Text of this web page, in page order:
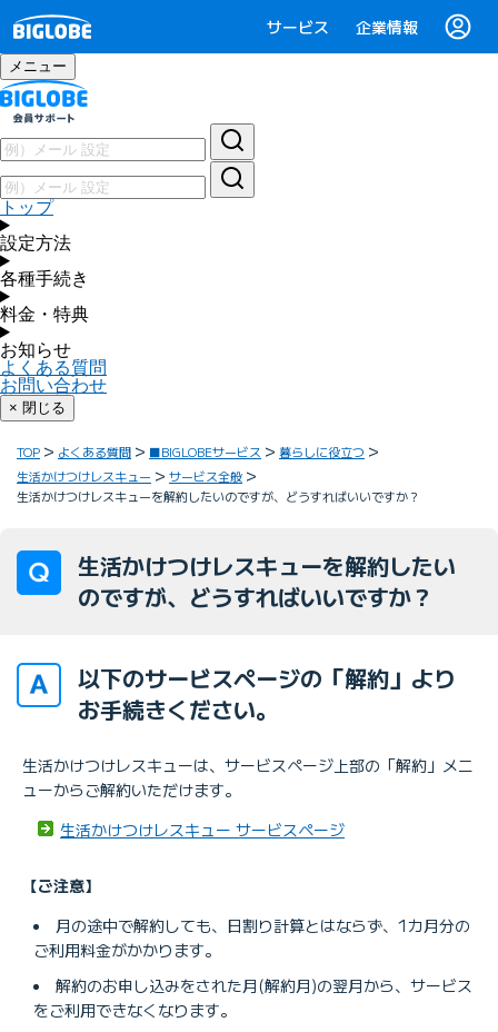
サービス 企業情報
メニュー
トップ
設定方法
各種手続き
料金・特典
お知らせ
よくある質問
お問い合わせ
× 閉じる
TOP よくある質問 ■BIGLOBEサービス
暮らしに役立つ
生活かけつけレスキュー
サービス全般
生活かけつけレスキューを解約したいのですが、どうすればいいですか？
生活かけつけレスキューを解約したい
のですが、どうすればいいですか？
以下のサービスページの「解約」より
お手続きください。
生活かけつけレスキューは、サービスページ上部の「解約」メニ
ューからご解約いただけます。
生活かけつけレスキュー サービスページ
【ご注意】
月の途中で解約しても、日割り計算とはならず、1カ月分の
ご利用料金がかかります。
解約のお申し込みをされた月(解約月)の翌月から、サービス
をご利用できなくなります。